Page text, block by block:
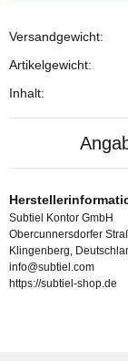
Wert
Versandgewicht:
Artikelgewicht:
Inhalt:
Subtiel Kontor GmbH
Obercunnersdorfer
Klingenberg,
info@subtiel.com
https://subtiel-shop.de